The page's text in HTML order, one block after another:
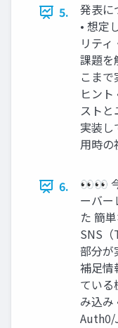
5.
発表に
• 想定
リテ
課題を
こま
ヒント
ストと
実装し
用時の
6.
👀👀
ーバー
た 簡
SNS
部分が
補足情
ている
み込み
Auth0/